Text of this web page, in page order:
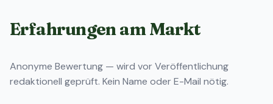
Erfahrungen am Markt
Anonyme Bewertung — wird vor Veröffentlichung
redaktionell geprüft. Kein Name oder E-Mail nötig.